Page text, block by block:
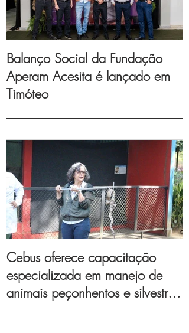
Balanço Social da Fundação
Aperam Acesita é lançado em
Timóteo
Cebus oferece capacitação
especializada em manejo de
animais peçonhentos e silvestres